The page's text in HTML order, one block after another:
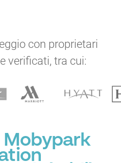
con proprietari
verificati, tra cui:
Mobypark